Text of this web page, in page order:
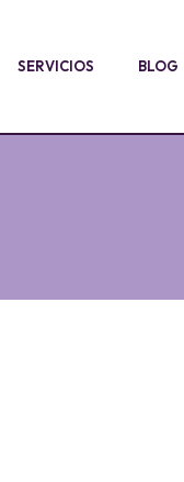
SERVICIOS BLOG